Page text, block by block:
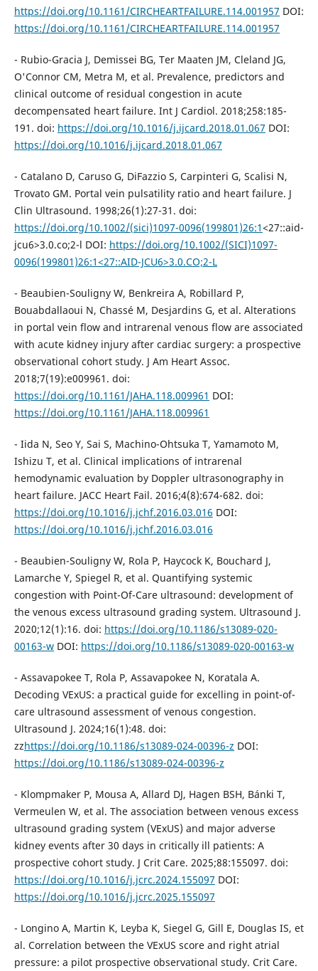
https://doi.org/10.1161/CIRCHEARTFAILURE.114.001957 DOI:
https://doi.org/10.1161/CIRCHEARTFAILURE.114.001957
- Rubio-Gracia J, Demissei BG, Ter Maaten JM, Cleland JG,
O'Connor CM, Metra M, et al. Prevalence, predictors and
clinical outcome of residual congestion in acute
decompensated heart failure. Int J Cardiol. 2018;258:185-
191. doi: https://doi.org/10.1016/j.ijcard.2018.01.067 DOI:
https://doi.org/10.1016/j.ijcard.2018.01.067
- Catalano D, Caruso G, DiFazzio S, Carpinteri G, Scalisi N,
Trovato GM. Portal vein pulsatility ratio and heart failure. J
Clin Ultrasound. 1998;26(1):27-31. doi:
https://doi.org/10.1002/(sici)1097-0096(199801)26:1<27::aid-
jcu6>3.0.co;2-l DOI: https://doi.org/10.1002/(SICI)1097-
0096(199801)26:1<27::AID-JCU6>3.0.CO;2-L
- Beaubien-Souligny W, Benkreira A, Robillard P,
Bouabdallaoui N, Chassé M, Desjardins G, et al. Alterations
in portal vein flow and intrarenal venous flow are associated
with acute kidney injury after cardiac surgery: a prospective
observational cohort study. J Am Heart Assoc.
2018;7(19):e009961. doi:
https://doi.org/10.1161/JAHA.118.009961 DOI:
https://doi.org/10.1161/JAHA.118.009961
- Iida N, Seo Y, Sai S, Machino-Ohtsuka T, Yamamoto M,
Ishizu T, et al. Clinical implications of intrarenal
hemodynamic evaluation by Doppler ultrasonography in
heart failure. JACC Heart Fail. 2016;4(8):674-682. doi:
https://doi.org/10.1016/j.jchf.2016.03.016 DOI:
https://doi.org/10.1016/j.jchf.2016.03.016
- Beaubien-Souligny W, Rola P, Haycock K, Bouchard J,
Lamarche Y, Spiegel R, et al. Quantifying systemic
congestion with Point-Of-Care ultrasound: development of
the venous excess ultrasound grading system. Ultrasound J.
2020;12(1):16. doi: https://doi.org/10.1186/s13089-020-
00163-wDOI: https://doi.org/10.1186/s13089-020-00163-w
- Assavapokee T, Rola P, Assavapokee N, Koratala A.
Decoding VExUS: a practical guide for excelling in point-of-
care ultrasound assessment of venous congestion.
Ultrasound J. 2024;16(1):48. doi:
zzhttps://doi.org/10.1186/s13089-024-00396-z DOI:
https://doi.org/10.1186/s13089-024-00396-z
- Klompmaker P, Mousa A, Allard DJ, Hagen BSH, Bánki T,
Vermeulen W, et al. The association between venous excess
ultrasound grading system (VExUS) and major adverse
kidney events after 30 days in critically ill patients: A
prospective cohort study. J Crit Care. 2025;88:155097. doi:
https://doi.org/10.1016/j.jcrc.2024.155097 DOI:
https://doi.org/10.1016/j.jcrc.2025.155097
- Longino A, Martin K, Leyba K, Siegel G, Gill E, Douglas IS, et
al. Correlation between the VExUS score and right atrial
pressure: a pilot prospective observational study. Crit Care.